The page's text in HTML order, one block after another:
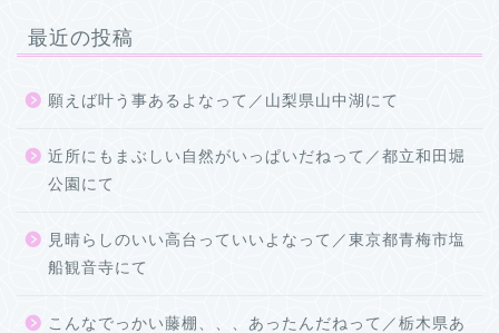
最近の投稿
願えば叶う事あるよなって／山梨県山中湖にて
近所にもまぶしい自然がいっぱいだねって／都立和田堀
公園にて
見晴らしのいい高台っていいよなって／東京都青梅市塩
船観音寺にて
こんなでっかい藤棚、、、あったんだねって／栃木県あ